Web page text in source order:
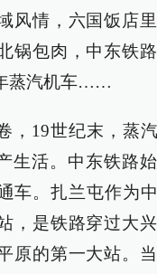
风情，六国饭店
锅包肉，中东铁
蒸汽机车……
，19世纪末，蒸
生活。中东铁路始
车。扎兰屯作为
，是铁路穿过大
原的第一大站。